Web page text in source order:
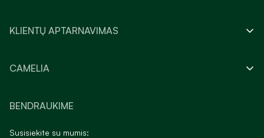
KLIENTŲ APTARNAVIMAS
CAMELIA
BENDRAUKIME
Susisiekite su mumis: